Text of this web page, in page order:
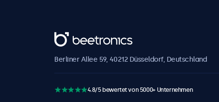
Beetronics
Berliner Allee 59, 40212 Düsseldorf, Deutschland
4.8/5 bewertet von 5000+ Unternehmen